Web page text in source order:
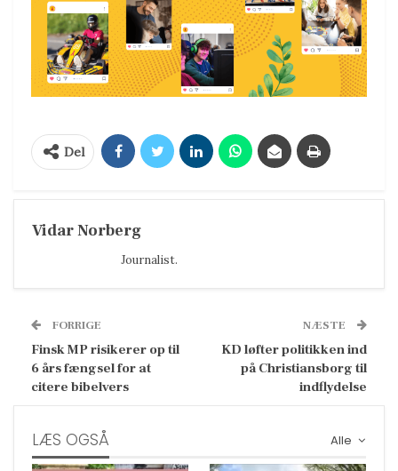
Del
Vidar Norberg
Journalist.
FORRIGE
Finsk MP risikerer op til
6 års fængsel for at
citere bibelvers
NÆSTE
KD løfter politikken ind
på Christiansborg til
indflydelse
Alle
LÆS OGSÅ